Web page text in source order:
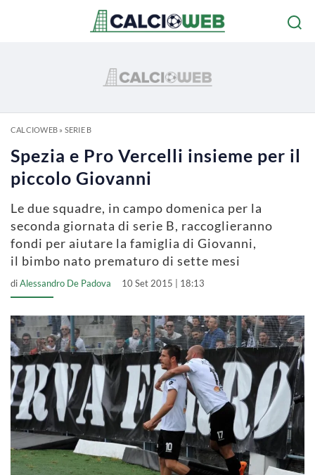
CALCIOWEB» SERIE B
Spezia e Pro Vercelli insieme per il
piccolo Giovanni
Le due squadre, in campo domenica per la
seconda giornata di serie B, raccoglieranno
fondi per aiutare la famiglia di Giovanni,
il bimbo nato prematuro di sette mesi
diAlessandro De Padova 10 Set 2015 | 18:13